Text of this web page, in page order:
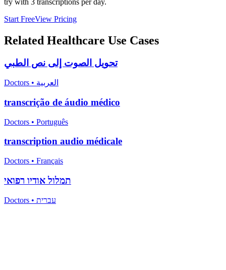
Start FreeView Pricing
Related Healthcare Use Cases
تحويل الصوت إلى نص الطبي
Doctors • العربية
transcrição de áudio médico
Doctors • Português
transcription audio médicale
Doctors • Français
תמלול אודיו רפואי
Doctors • עברית